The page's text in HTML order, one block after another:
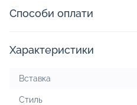
Способи оплати
Характеристики
Вставка
Стиль